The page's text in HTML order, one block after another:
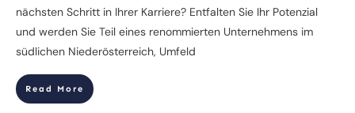
nächsten Schritt in Ihrer Karriere? Entfalten Sie Ihr Potenzial
und werden Sie Teil eines renommierten Unternehmens im
südlichen Niederösterreich, Umfeld
Read More